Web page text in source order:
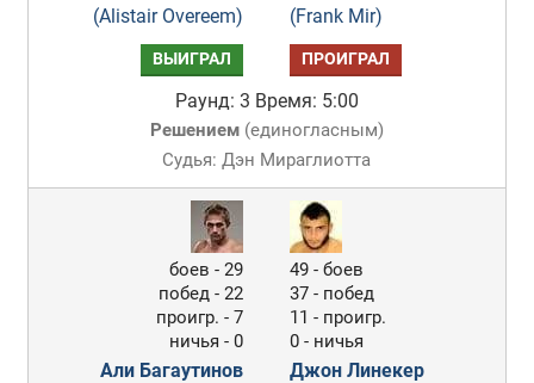
(Alistair Overeem)
(Frank Mir)
ВЫИГРАЛ ПРОИГРАЛ
Раунд: 3 Время: 5:00
Решением(единогласным)
Судья: Дэн Мираглиотта
боев - 29
побед - 22
проигр. - 7
ничья - 0
Али Багаутинов
49 - боев
37 - побед
11 - проигр.
0 - ничья
Джон Линекер